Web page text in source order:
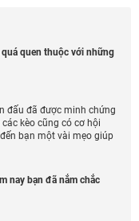
quen thuộc với những
đấu đã được minh chứng
kèo cũng có cơ hội
bạn một vài mẹo giúp
nay bạn đã nắm chắc